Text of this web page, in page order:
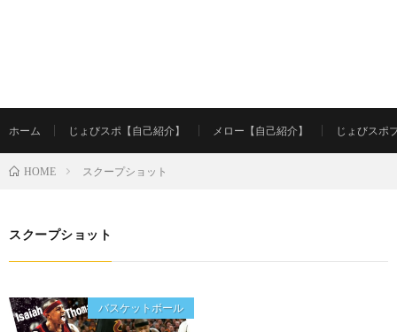
ホーム じょびスポ【自己紹介】 メロー【自己紹介】 じょびスポ
HOME スクープショット
スクープショット
バスケットボール